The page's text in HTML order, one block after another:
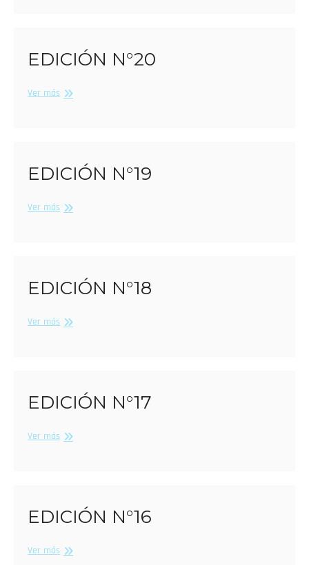
EDICIÓN N°20
Ver másEdición
EDICIÓN N°19
Ver másEdición
EDICIÓN N°18
Ver másEdición
EDICIÓN N°17
Ver másEdición
EDICIÓN N°16
Ver másEdición